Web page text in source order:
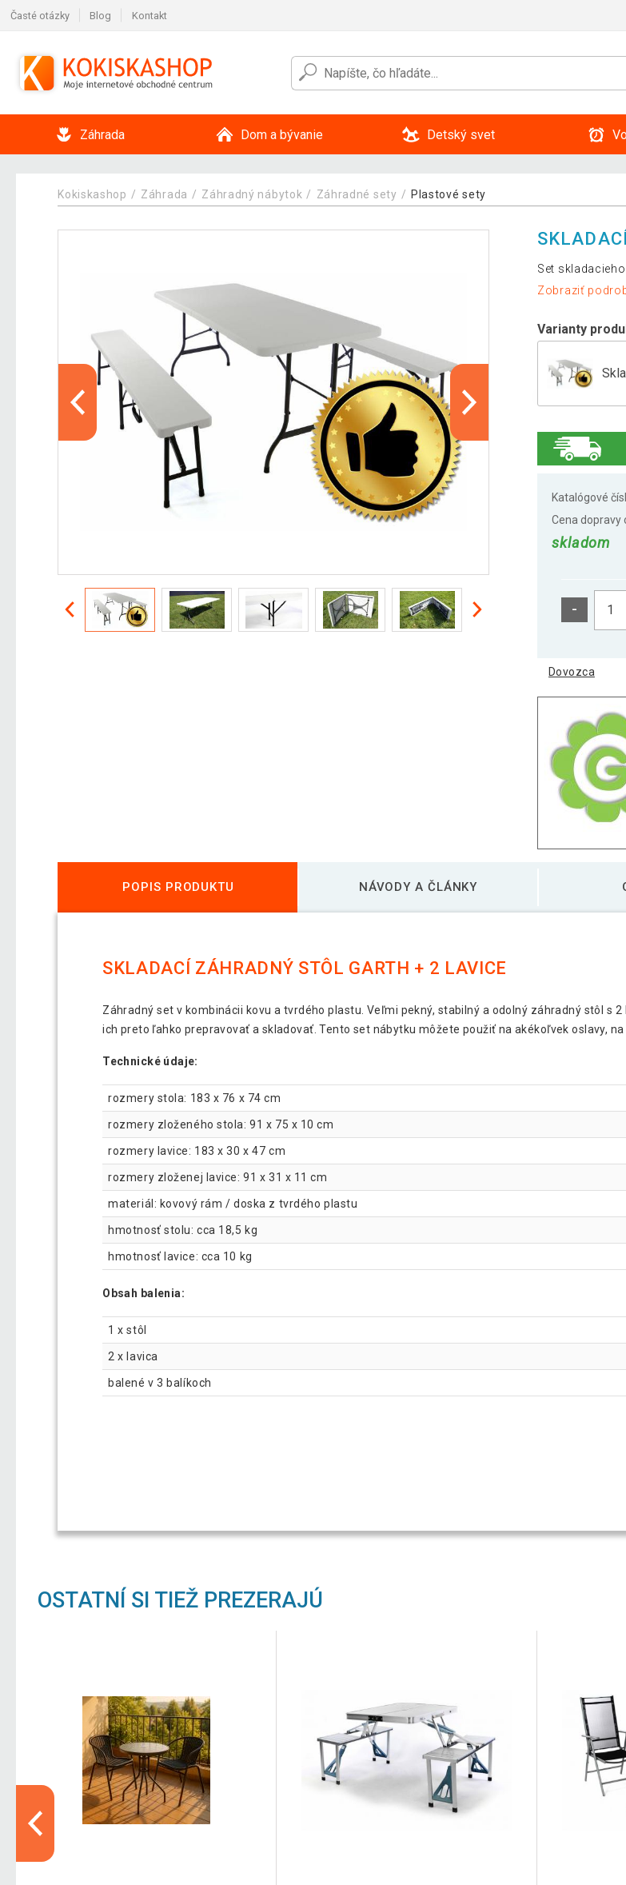
Časté otázky Blog Kontakt
Záhrada Dom a bývanie Detský svet
Kokiskashop Záhrada Záhradný nábytok Záhradné sety Plastové sety
Set
Zobraziť
Varianty
Katalógové
Cena dopravy
skladom
-
Dovozca
POPIS PRODUKTU NÁVODY A ČLÁNKY
SKLADACÍ ZÁHRADNÝ STÔL GARTH + 2 LAVICE
Záhradný set v kombinácii kovu a tvrdého plastu. Veľmi pekný, stabilný a odolný záhradný stôl s
ich preto ľahko prepravovať a skladovať. Tento set nábytku môžete použiť na akékoľvek oslavy,
Technické údaje:
rozmery stola: 183 x 76 x 74 cm
rozmery zloženého stola: 91 x 75 x 10 cm
rozmery lavice: 183 x 30 x 47 cm
rozmery zloženej lavice: 91 x 31 x 11 cm
materiál: kovový rám / doska z tvrdého plastu
hmotnosť stolu: cca 18,5 kg
hmotnosť lavice: cca 10 kg
Obsah balenia:
1 x stôl
2 x lavica
balené v 3 balíkoch
OSTATNÍ SI TIEŽ PREZERAJÚ